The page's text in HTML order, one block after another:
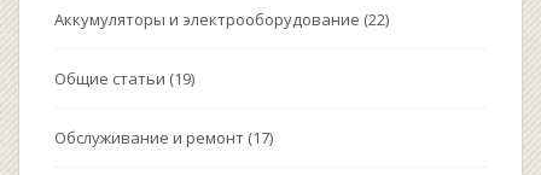
Аккумуляторы и электрооборудование (22)
Общие статьи (19)
Обслуживание и ремонт (17)